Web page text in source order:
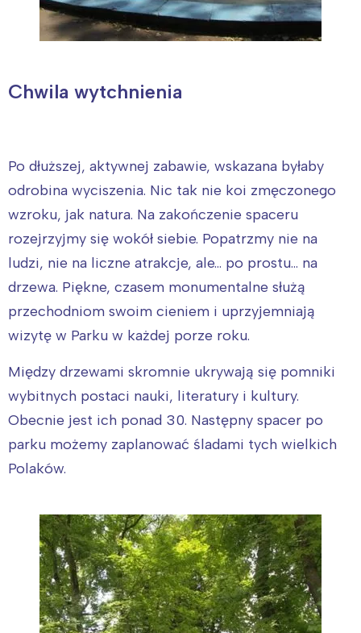
Chwila wytchnienia
Po dłuższej, aktywnej zabawie, wskazana byłaby
odrobina wyciszenia. Nic tak nie koi zmęczonego
wzroku, jak natura. Na zakończenie spaceru
rozejrzyjmy się wokół siebie. Popatrzmy nie na
ludzi, nie na liczne atrakcje, ale… po prostu… na
drzewa. Piękne, czasem monumentalne służą
przechodniom swoim cieniem i uprzyjemniają
wizytę w Parku w każdej porze roku.
Między drzewami skromnie ukrywają się pomniki
wybitnych postaci nauki, literatury i kultury.
Obecnie jest ich ponad 30. Następny spacer po
parku możemy zaplanować śladami tych wielkich
Polaków.